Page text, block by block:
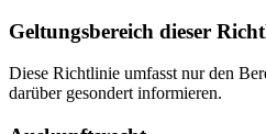
Geltungsbereich dieser
Diese Richtlinie umfasst nur den
darüber gesondert informieren.